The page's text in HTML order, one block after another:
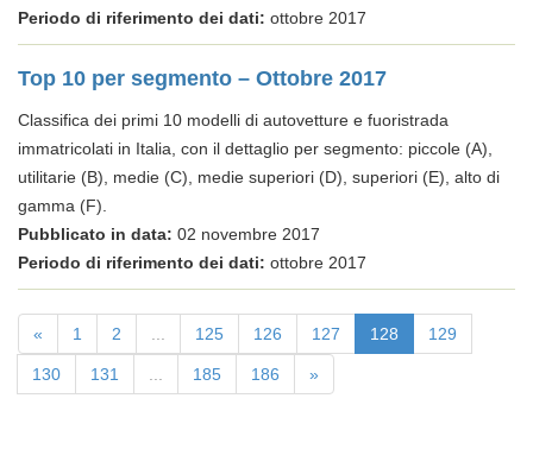
Periodo di riferimento dei dati: ottobre 2017
Top 10 per segmento – Ottobre 2017
Classifica dei primi 10 modelli di autovetture e fuoristrada
immatricolati in Italia, con il dettaglio per segmento: piccole (A),
utilitarie (B), medie (C), medie superiori (D), superiori (E), alto di
gamma (F).
Pubblicato in data: 02 novembre 2017
Periodo di riferimento dei dati: ottobre 2017
« 1 2 125 126 127 128 129
130 131 185 186 »